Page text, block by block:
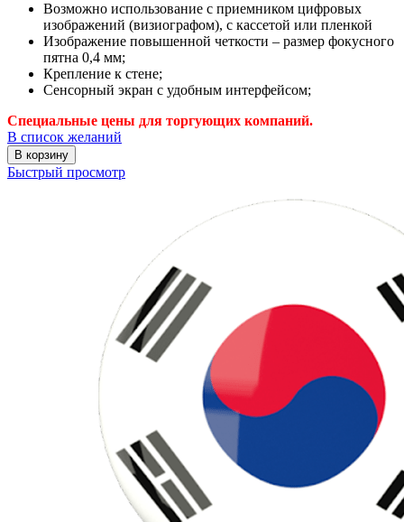
Возможно использование с приемником цифровых
изображений (визиографом), с кассетой или пленкой
Изображение повышенной четкости – размер фокусного
пятна 0,4 мм;
Крепление к стене;
Сенсорный экран с удобным интерфейсом;
Специальные цены для торгующих компаний.
В список желаний
В корзину
Быстрый просмотр